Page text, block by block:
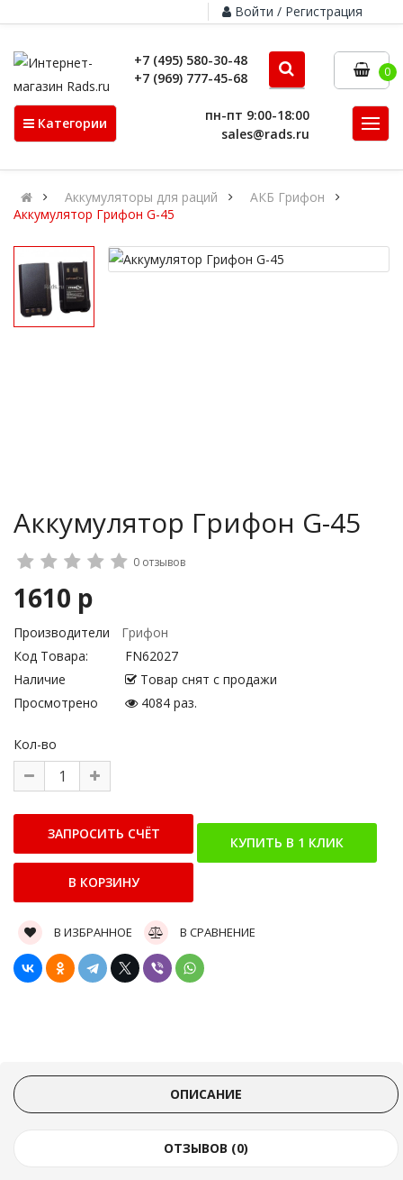
Войти / Регистрация
+7 (495) 580-30-48
+7 (969) 777-45-68
0
Категории
пн-пт 9:00-18:00
sales@rads.ru
Аккумуляторы для раций
АКБ Грифон
Аккумулятор Грифон G-45
Аккумулятор Грифон G-45
0 отзывов
1610 р
Производители
Грифон
Код Товара:
FN62027
Наличие
Товар снят с продажи
Просмотрено
4084 раз.
Кол-во
В ИЗБРАННОЕ В СРАВНЕНИЕ
ОПИСАНИЕ
ОТЗЫВОВ (0)